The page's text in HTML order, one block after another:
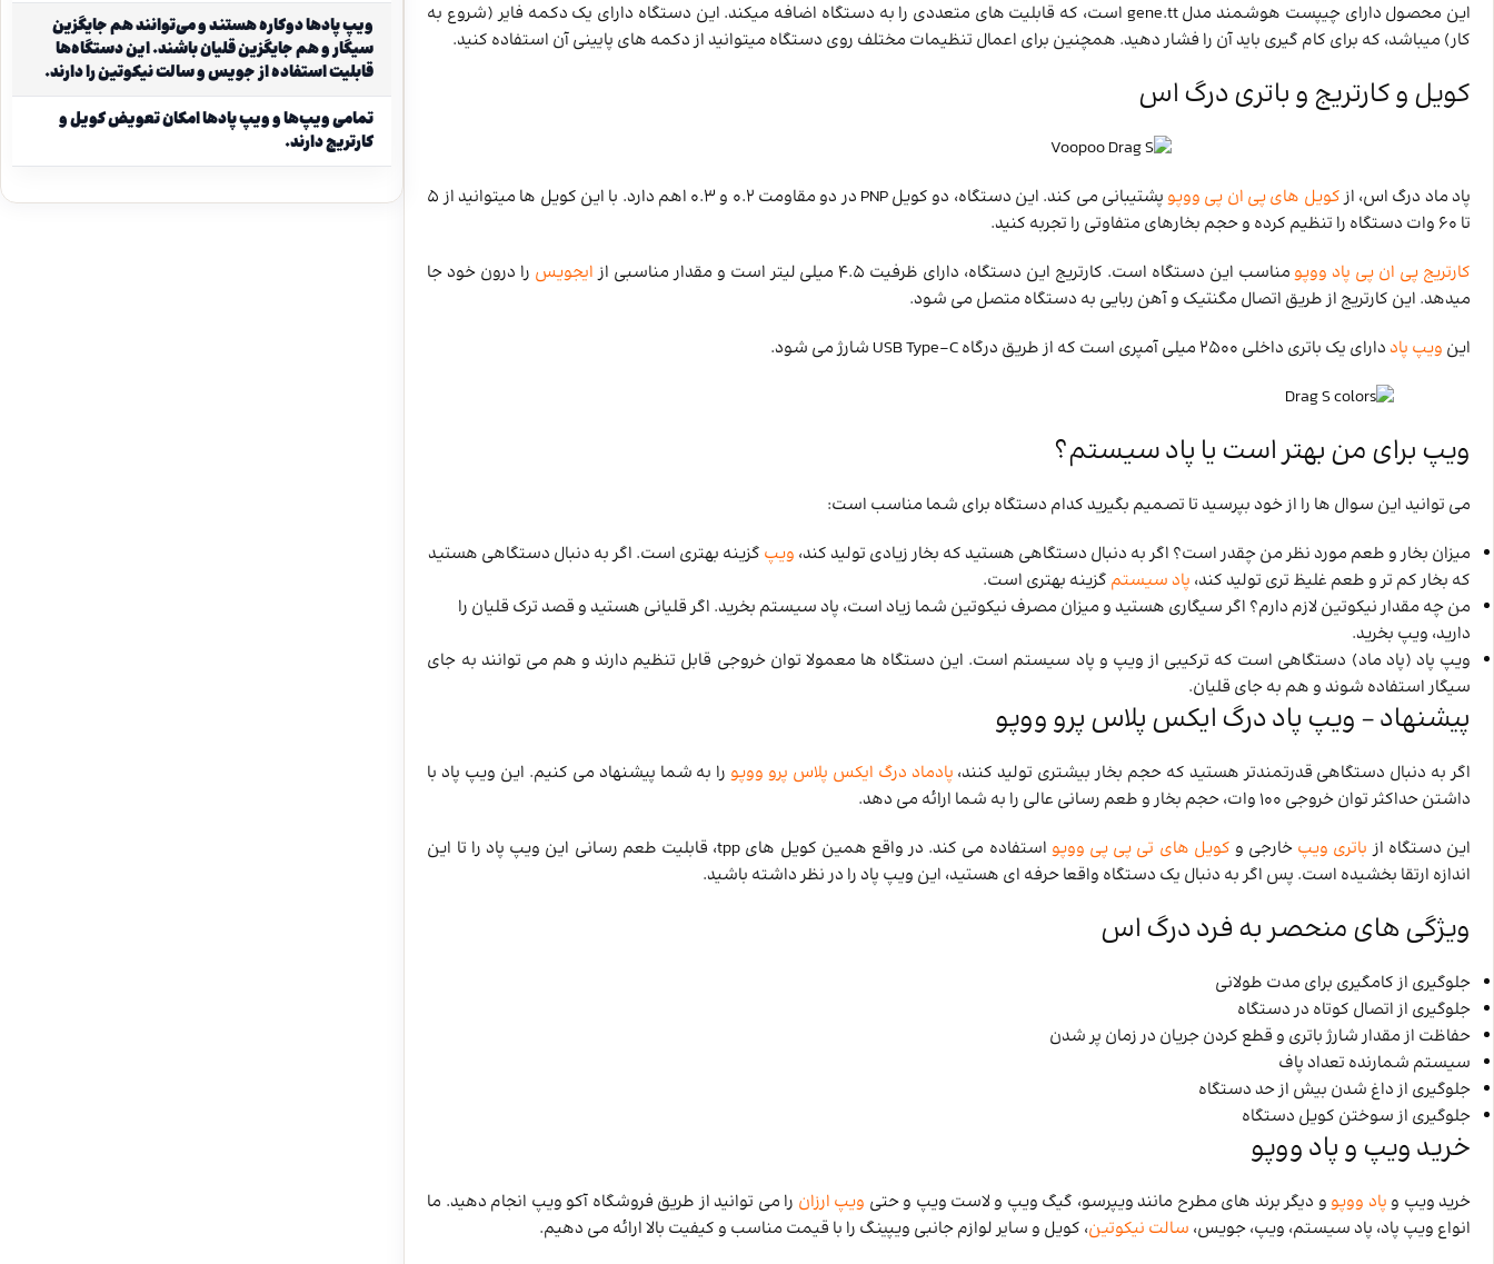
این محصول دارای چیپست هوشمند مدل gene.tt است، که قابلیت های متعددی را به دستگاه اضافه میکند. این دستگاه دارای یک دکمه فایر (شروع به
کار) میباشد، که برای کام گیری باید آن را فشار دهید. همچنین برای اعمال تنظیمات مختلف روی دستگاه میتوانید از دکمه های پایینی آن استفاده کنید.
کویل و کارتریج و باتری درگ اس
پاد ماد درگ اس، ازکویل های پی ان پی ووپو
پشتیبانی می کند. این دستگاه، دو کویل PNP در دو مقاومت 0.2 و 0.3 اهم دارد. با این کویل ها میتوانید از 5
تا 60 وات دستگاه را تنظیم کرده و حجم بخارهای متفاوتی را تجربه کنید.
کارتریج پی ان پی پاد ووپومناسب این دستگاه است. کارتریج این دستگاه، دارای ظرفیت 4.5 میلی لیتر است و مقدار مناسبی از ایجویس را درون خود جا
میدهد. این کارتریج از طریق اتصال مگنتیک و آهن ربایی به دستگاه متصل می شود.
این ویپ پاددارای یک باتری داخلی 2500 میلی آمپری است که از طریق درگاه USB Type-C شارژ می شود.
ویپ برای من بهتر است یا پاد سیستم؟
می توانید این سوال ها را از خود بپرسید تا تصمیم بگیرید کدام دستگاه برای شما مناسب است:
میزان بخار و طعم مورد نظر من چقدر است؟ اگر به دنبال دستگاهی هستید که بخار زیادی تولید کند، ویپ گزینه بهتری است. اگر به دنبال دستگاهی هستید
که بخار کم تر و طعم غلیظ تری تولید کند، پاد سیستم گزینه بهتری است.
من چه مقدار نیکوتین لازم دارم؟ اگر سیگاری هستید و میزان مصرف نیکوتین شما زیاد است، پاد سیستم بخرید. اگر قلیانی هستید و قصد ترک قلیان را
دارید، ویپ بخرید.
ویپ پاد (پاد ماد) دستگاهی است که ترکیبی از ویپ و پاد سیستم است. این دستگاه ها معمولا توان خروجی قابل تنظیم دارند و هم می توانند به جای
سیگار استفاده شوند و هم به جای قلیان.
پیشنهاد – ویپ پاد درگ ایکس پلاس پرو ووپو
اگر به دنبال دستگاهی قدرتمندتر هستید که حجم بخار بیشتری تولید کنند، پادماد درگ ایکس پلاس پرو ووپورا به شما پیشنهاد می کنیم. این ویپ پاد با
داشتن حداکثر توان خروجی 100 وات، حجم بخار و طعم رسانی عالی را به شما ارائه می دهد.
این دستگاه از باتری ویپ خارجی و کویل های تی پی پی ووپو
استفاده می کند. در واقع همین کویل های tpp، قابلیت طعم رسانی این ویپ پاد را تا این
اندازه ارتقا بخشیده است. پس اگر به دنبال یک دستگاه واقعا حرفه ای هستید، این ویپ پاد را در نظر داشته باشید.
ویژگی های منحصر به فرد درگ اس
جلوگیری از کامگیری برای مدت طولانی
جلوگیری از اتصال کوتاه در دستگاه
حفاظت از مقدار شارژ باتری و قطع کردن جریان در زمان پر شدن
سیستم شمارنده تعداد پاف
جلوگیری از داغ شدن بیش از حد دستگاه
جلوگیری از سوختن کویل دستگاه
خرید ویپ و پاد ووپو
خرید ویپ وپاد ووپوو دیگر برند های مطرح مانند ویپرسو، گیگ ویپ و لاست ویپ و حتی ویپ ارزان را می توانید از طریق فروشگاه آکو ویپ انجام دهید. ما
انواع ویپ پاد، پاد سیستم، ویپ، جویس، سالت نیکوتین، کویل و سایر لوازم جانبی ویپینگ را با قیمت مناسب و کیفیت بالا ارائه می دهیم.
ویپ پادها دوکاره هستند و می‌توانند هم جایگزین
سیگار و هم جایگزین قلیان باشند. این دستگاه‌ها
قابلیت استفاده از جویس و سالت نیکوتین را دارند.
تمامی ویپ‌ها و ویپ پادها امکان تعویض کویل و
کارتریج دارند.